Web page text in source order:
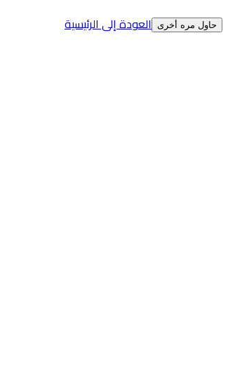
حاول مره أخرى العودة إلى الرئيسية